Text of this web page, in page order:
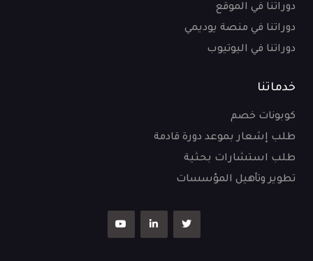
دوراتنا في الموقع
دوراتنا في منصة يوديمي
دوراتنا في اليوتيوب
خدماتنا
كوبونات خصم
طلب إشعار بموعد دورة قادمة
طلب استشارات بحثية
تطوير وتأهيل المؤسسات